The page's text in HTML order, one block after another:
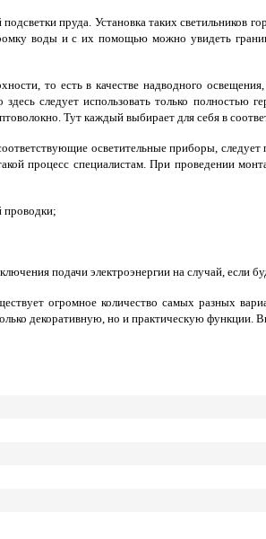
пруда. Установка таких светильников
воды и с их помощью можно увидеть
то есть в качестве надводного
следует использовать только полностью
Тут каждый выбирает для себя в
осветительные приборы,
процесс специалистам. При проведении
проводки;
подачи электроэнергии на случай, если
огромное количество самых разных
декоративную, но и практическую функции.